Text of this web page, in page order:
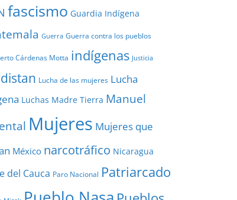
fascismo Guardia Indígena
Guerra Guerra contra los pueblos
Cárdenas Motta indígenas Justicia
Lucha de las mujeres Lucha
Luchas Madre Tierra Manuel
Mujeres Mujeres que
México narcotráfico Nicaragua
del Cauca Paro Nacional Patriarcado